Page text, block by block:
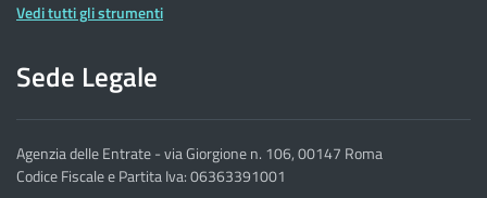
Vedi tutti gli strumenti
Sede Legale
Agenzia delle Entrate - via Giorgione n. 106, 00147 Roma
Codice Fiscale e Partita Iva: 06363391001